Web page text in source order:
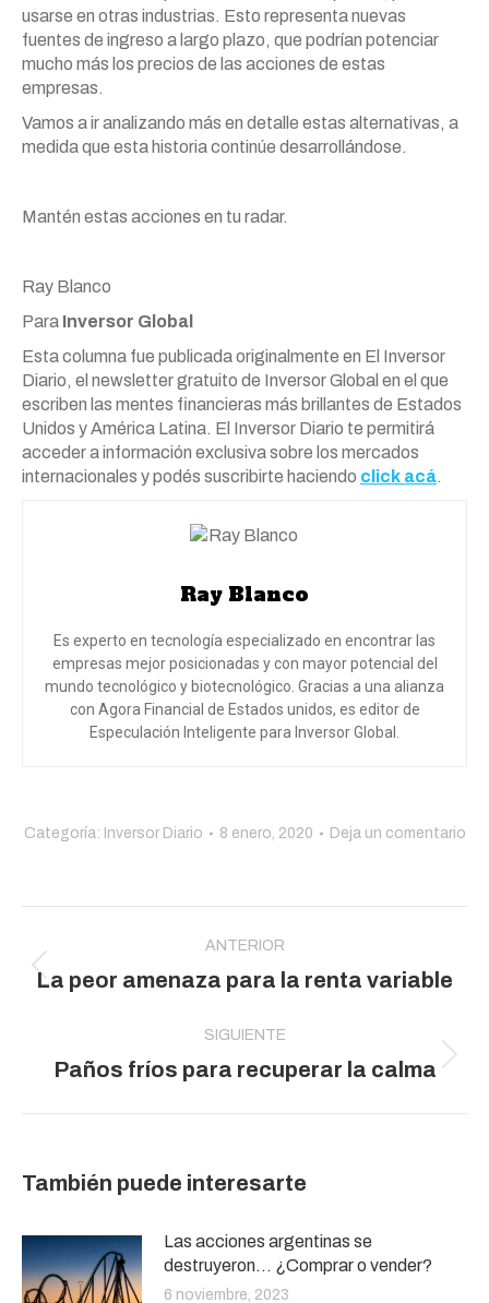
usarse en otras industrias. Esto representa nuevas
fuentes de ingreso a largo plazo, que podrían potenciar
mucho más los precios de las acciones de estas
empresas.
Vamos a ir analizando más en detalle estas alternativas, a
medida que esta historia continúe desarrollándose.
Mantén estas acciones en tu radar.
Ray Blanco
Para Inversor Global
Esta columna fue publicada originalmente en El Inversor
Diario, el newsletter gratuito de Inversor Global en el que
escriben las mentes financieras más brillantes de Estados
Unidos y América Latina. El Inversor Diario te permitirá
acceder a información exclusiva sobre los mercados
internacionales y podés suscribirte haciendo click acá.
Ray Blanco
Es experto en tecnología especializado en encontrar las
empresas mejor posicionadas y con mayor potencial del
mundo tecnológico y biotecnológico. Gracias a una alianza
con Agora Financial de Estados unidos, es editor de
Especulación Inteligente para Inversor Global.
Categoría: Inversor Diario 8 enero, 2020 Deja un comentario
entre
publicaciones
ANTERIOR
Publicación
La peor amenaza para la renta variable
SIGUIENTE
Publicación
Paños fríos para recuperar la calma
También puede interesarte
Las acciones argentinas se
destruyeron… ¿Comprar o vender?
6 noviembre, 2023